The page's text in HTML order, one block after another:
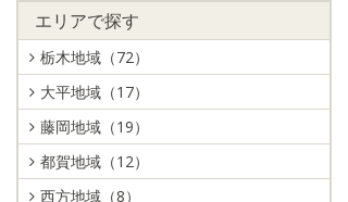
エリアで探す
栃木地域（72）
大平地域（17）
藤岡地域（19）
都賀地域（12）
西方地域（8）